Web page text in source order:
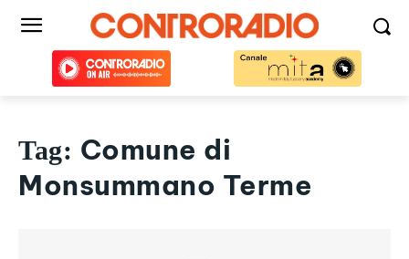
Tag: Comune di
Monsummano Terme